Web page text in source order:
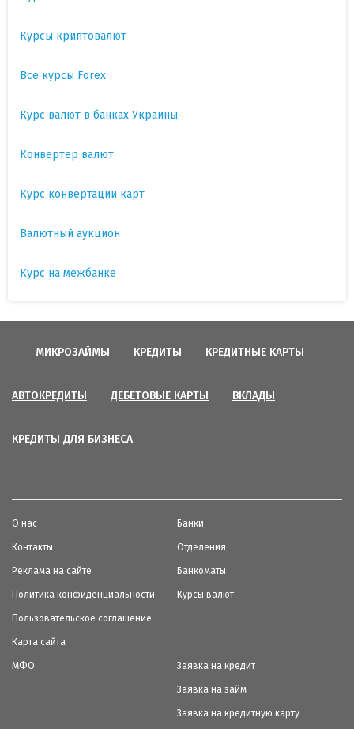
Курсы криптовалют
Все курсы Forex
Курс валют в банках Украины
Конвертер валют
Курс конвертации карт
Валютный аукцион
Курс на межбанке
МИКРОЗАЙМЫ КРЕДИТЫ КРЕДИТНЫЕ КАРТЫ
АВТОКРЕДИТЫ ДЕБЕТОВЫЕ КАРТЫ ВКЛАДЫ
КРЕДИТЫ ДЛЯ БИЗНЕСА
О нас
Контакты
Реклама на сайте
Политика конфиденциальности
Пользовательское соглашение
Карта сайта
Банки
Отделения
Банкоматы
Курсы валют
МФО Заявка на кредит
Заявка на займ
Заявка на кредитную карту